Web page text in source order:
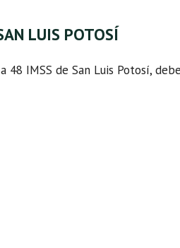
LUIS POTOSÍ
48 IMSS de San Luis Potosí,